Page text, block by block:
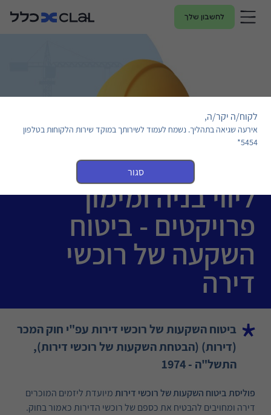
לחשבון שלך
ליווי בניה ומימון
פרויקטים - ביטוח
השקעה של רוכשי
דירה
ביטוח השקעות של רוכשי דירות עפ"י חוק המכר
(דירות) (הבטחת השקעות של רוכשי דירות),
התשל"ה - 1974
פוליסת ביטוח השקעות של רוכשי דירות מיועדת ליזמים המוכרים
דירה ומחויבים להבטיח את כספם של רוכשי הדירות כאמור בחוק.
לקוח/ה יקר/ה,
אירעה שגיאה בתהליך. נשמח לעמוד לשירותך במוקד שירות הלקוחות בטלפון
5454*
סגור